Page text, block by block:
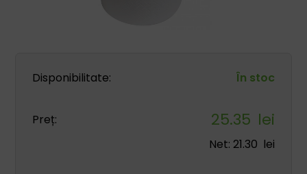
Disponibilitate: În stoc
Preț: 25.35 lei
Net: 21.30 lei